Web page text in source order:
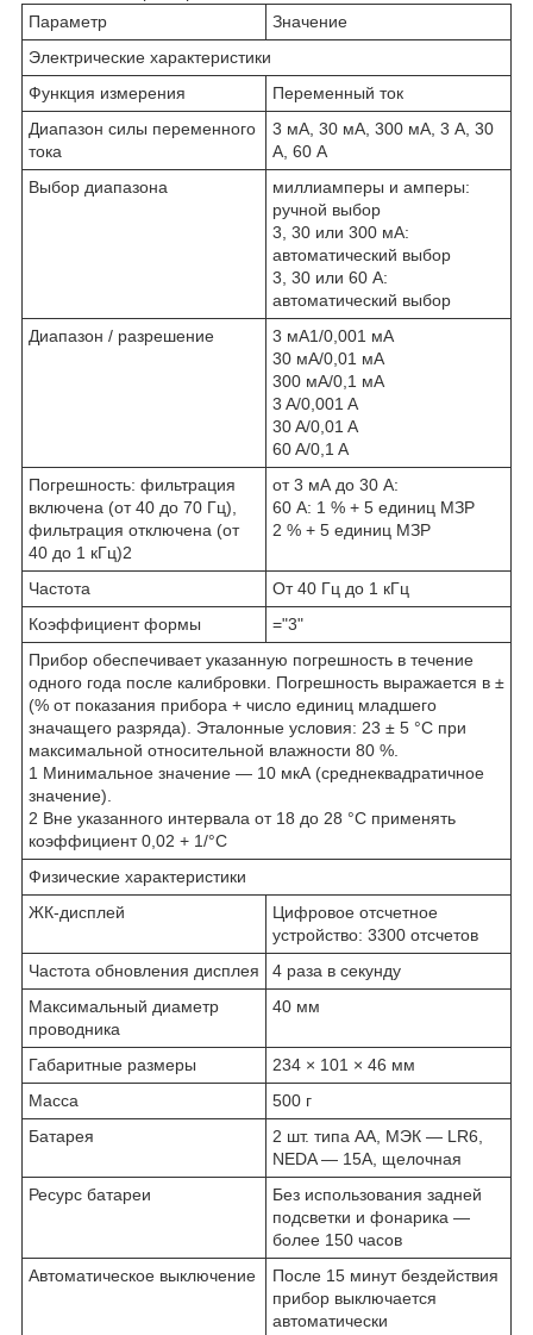
Параметр
Значение
Электрические характеристики
Функция измерения
Переменный ток
Диапазон силы переменного
тока
3 мА, 30 мА, 300 мА, 3 А, 30
А, 60 А
Выбор диапазона
миллиамперы и амперы:
ручной выбор
3, 30 или 300 мА:
автоматический выбор
3, 30 или 60 А:
автоматический выбор
Диапазон / разрешение
3 мА1/0,001 мА
30 мA/0,01 мA
300 мA/0,1 мA
3 A/0,001 A
30 A/0,01 A
60 A/0,1 A
Погрешность: фильтрация
включена (от 40 до 70 Гц),
фильтрация отключена (от
40 до 1 кГц)2
от 3 мА до 30 А:
60 A: 1 % + 5 единиц МЗР
2 % + 5 единиц МЗР
Частота
От 40 Гц до 1 кГц
Коэффициент формы
="3"
Прибор обеспечивает указанную погрешность в течение
одного года после калибровки. Погрешность выражается в ±
(% от показания прибора + число единиц младшего
значащего разряда). Эталонные условия: 23 ± 5 °C при
максимальной относительной влажности 80 %.
1 Минимальное значение — 10 мкА (среднеквадратичное
значение).
2 Вне указанного интервала от 18 до 28 °C применять
коэффициент 0,02 + 1/°C
Физические характеристики
ЖК-дисплей
Цифровое отсчетное
устройство: 3300 отсчетов
Частота обновления дисплея
4 раза в секунду
Максимальный диаметр
проводника
40 мм
Габаритные размеры
234 × 101 × 46 мм
Масса
500 г
Батарея
2 шт. типа AA, МЭК — LR6,
NEDA — 15А, щелочная
Ресурс батареи
Без использования задней
подсветки и фонарика —
более 150 часов
Автоматическое выключение
После 15 минут бездействия
прибор выключается
автоматически